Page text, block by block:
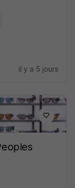
il y a 5 jours